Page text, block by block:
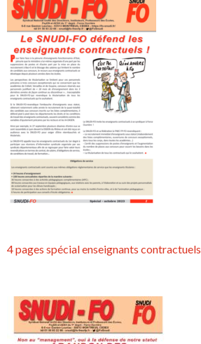
4 pages spécial enseignants contractuels